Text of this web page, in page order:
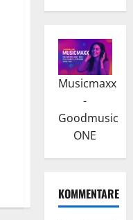
Musicmaxx
-
Goodmusic
ONE
KOMMENTARE